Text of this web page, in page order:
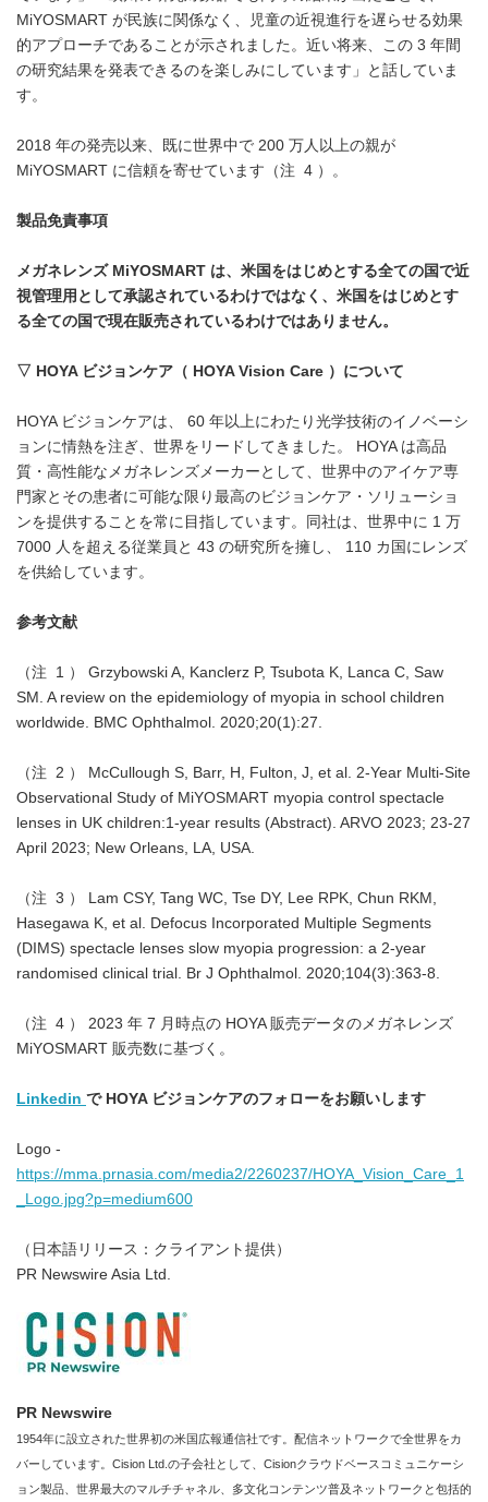
MiYOSMART が民族に関係なく、児童の近視進行を遅らせる効果
的アプローチであることが示されました。近い将来、この 3 年間
の研究結果を発表できるのを楽しみにしています」と話していま
す。
2018 年の発売以来、既に世界中で 200 万人以上の親が
MiYOSMART に信頼を寄せています（注 4 ）。
製品免責事項
メガネレンズ MiYOSMART は、米国をはじめとする全ての国で近
視管理用として承認されているわけではなく、米国をはじめとす
る全ての国で現在販売されているわけではありません。
▽ HOYA ビジョンケア（ HOYA Vision Care ）について
HOYA ビジョンケアは、 60 年以上にわたり光学技術のイノベーシ
ョンに情熱を注ぎ、世界をリードしてきました。 HOYA は高品
質・高性能なメガネレンズメーカーとして、世界中のアイケア専
門家とその患者に可能な限り最高のビジョンケア・ソリューショ
ンを提供することを常に目指しています。同社は、世界中に 1 万
7000 人を超える従業員と 43 の研究所を擁し、 110 カ国にレンズ
を供給しています。
参考文献
（注 1 ） Grzybowski A, Kanclerz P, Tsubota K, Lanca C, Saw
SM. A review on the epidemiology of myopia in school children
worldwide. BMC Ophthalmol. 2020;20(1):27.
（注 2 ） McCullough S, Barr, H, Fulton, J, et al. 2-Year Multi-Site
Observational Study of MiYOSMART myopia control spectacle
lenses in UK children:1-year results (Abstract). ARVO 2023; 23-27
April 2023; New Orleans, LA, USA.
（注 3 ） Lam CSY, Tang WC, Tse DY, Lee RPK, Chun RKM,
Hasegawa K, et al. Defocus Incorporated Multiple Segments
(DIMS) spectacle lenses slow myopia progression: a 2-year
randomised clinical trial. Br J Ophthalmol. 2020;104(3):363-8.
（注 4 ） 2023 年 7 月時点の HOYA 販売データのメガネレンズ
MiYOSMART 販売数に基づく。
Linkedin で HOYA ビジョンケアのフォローをお願いします
Logo -
https://mma.prnasia.com/media2/2260237/HOYA_Vision_Care_1
_Logo.jpg?p=medium600
（日本語リリース：クライアント提供）
PR Newswire Asia Ltd.
PR Newswire
1954年に設立された世界初の米国広報通信社です。配信ネットワークで全世界をカ
バーしています。Cision Ltd.の子会社として、Cisionクラウドベースコミュニケーシ
ョン製品、世界最大のマルチチャネル、多文化コンテンツ普及ネットワークと包括的